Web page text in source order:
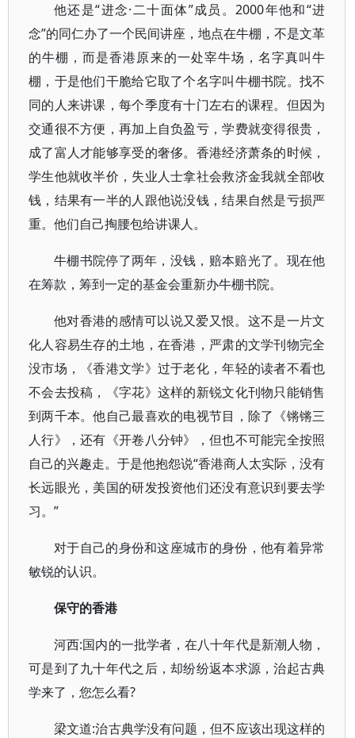
他还是“进念·二十面体”成员。2000年他和“进
念”的同仁办了一个民间讲座，地点在牛棚，不是文革
的牛棚，而是香港原来的一处宰牛场，名字真叫牛
棚，于是他们干脆给它取了个名字叫牛棚书院。找不
同的人来讲课，每个季度有十门左右的课程。但因为
交通很不方便，再加上自负盈亏，学费就变得很贵，
成了富人才能够享受的奢侈。香港经济萧条的时候，
学生他就收半价，失业人士拿社会救济金我就全部收
钱，结果有一半的人跟他说没钱，结果自然是亏损严
重。他们自己掏腰包给讲课人。
牛棚书院停了两年，没钱，赔本赔光了。现在他
在筹款，筹到一定的基金会重新办牛棚书院。
他对香港的感情可以说又爱又恨。这不是一片文
化人容易生存的土地，在香港，严肃的文学刊物完全
没市场，《香港文学》过于老化，年轻的读者不看也
不会去投稿，《字花》这样的新锐文化刊物只能销售
到两千本。他自己最喜欢的电视节目，除了《锵锵三
人行》，还有《开卷八分钟》，但也不可能完全按照
自己的兴趣走。于是他抱怨说“香港商人太实际，没有
长远眼光，美国的研发投资他们还没有意识到要去学
习。”
对于自己的身份和这座城市的身份，他有着异常
敏锐的认识。
保守的香港
河西:国内的一批学者，在八十年代是新潮人物，
可是到了九十年代之后，却纷纷返本求源，治起古典
学来了，您怎么看?
梁文道:治古典学没有问题，但不应该出现这样的